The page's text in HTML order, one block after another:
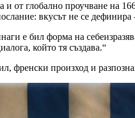
от глобално проучване на
вкусът не се
е бил форма на
който тя създава.“
френски произход и